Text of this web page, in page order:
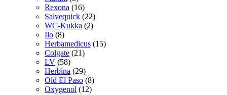
Rexona (16)
Salvequick (22)
WC-Kukka (2)
Ilo (8)
Herbamedicus (15)
Colgate (21)
LV (58)
Herbina (29)
Old El Paso (8)
Oxygenol (12)